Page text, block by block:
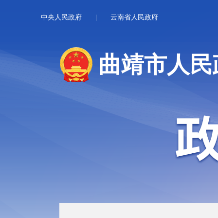
中央人民政府 云南省人民政府
曲靖市人